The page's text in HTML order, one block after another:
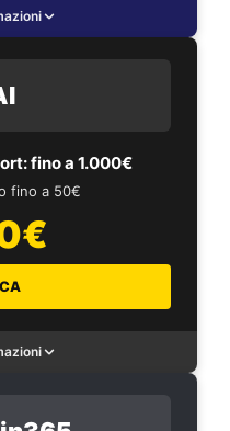
fino a 1.000€
fino a 50€